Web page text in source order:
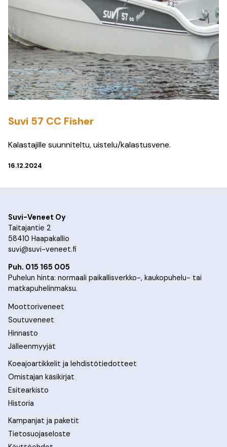
Suvi 57 CC Fisher
Kalastajille suunniteltu, uistelu/kalastusvene.
16.12.2024
Suvi-Veneet Oy
Taitajantie 2
58410 Haapakallio
suvi@suvi-veneet.fi
Puh. 015 165 005
Puhelun hinta: normaali paikallisverkko-, kaukopuhelu- tai
matkapuhelinmaksu.
Moottoriveneet
Soutuveneet
Hinnasto
Jälleenmyyjät
Koeajoartikkelit ja lehdistötiedotteet
Omistajan käsikirjat
Esitearkisto
Historia
Kampanjat ja paketit
Tietosuojaseloste